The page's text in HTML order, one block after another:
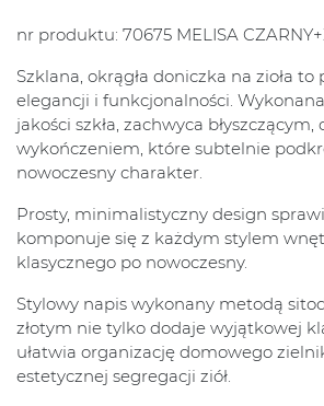
nr produktu: 70675 MELISA
Szklana, okrągła doniczka na zioła to
elegancji i funkcjonalności.
jakości szkła, zachwyca błyszczącym,
wykończeniem, które subtelnie
nowoczesny charakter.
Prosty, minimalistyczny design
komponuje się z każdym stylem
klasycznego po nowoczesny.
Stylowy napis wykonany metodą
złotym nie tylko dodaje wyjątkowej
ułatwia organizację domowego
estetycznej segregacji ziół.